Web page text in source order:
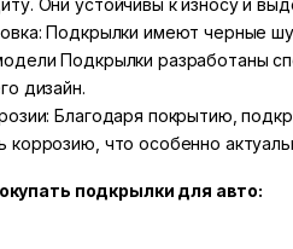
Подкрылки имеют черные
Подкрылки разработаны
дизайн.
Благодаря покрытию,
коррозию, что особенно
подкрылки для авто: